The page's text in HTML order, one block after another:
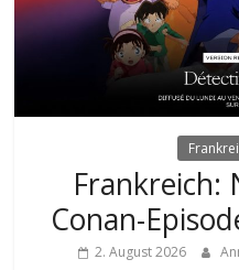
Frankreich:
Conan-
2. August 2026